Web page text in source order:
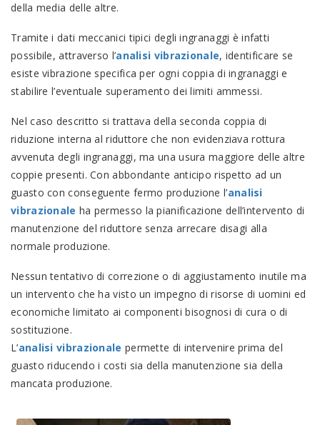
della media delle altre.
Tramite i dati meccanici tipici degli ingranaggi è infatti
possibile, attraverso l’analisi vibrazionale, identificare se
esiste vibrazione specifica per ogni coppia di ingranaggi e
stabilire l’eventuale superamento dei limiti ammessi.
Nel caso descritto si trattava della seconda coppia di
riduzione interna al riduttore che non evidenziava rottura
avvenuta degli ingranaggi, ma una usura maggiore delle altre
coppie presenti. Con abbondante anticipo rispetto ad un
guasto con conseguente fermo produzione l’analisi
vibrazionale ha permesso la pianificazione dell’intervento di
manutenzione del riduttore senza arrecare disagi alla
normale produzione.
Nessun tentativo di correzione o di aggiustamento inutile ma
un intervento che ha visto un impegno di risorse di uomini ed
economiche limitato ai componenti bisognosi di cura o di
sostituzione.
L’analisi vibrazionale permette di intervenire prima del
guasto riducendo i costi sia della manutenzione sia della
mancata produzione.